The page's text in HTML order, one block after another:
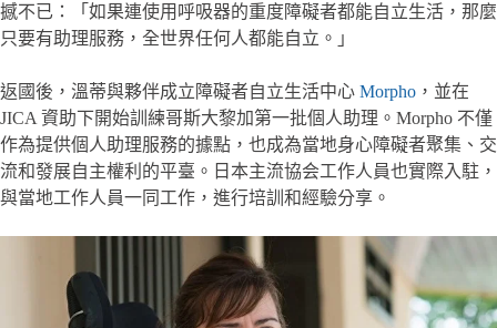
撼不已：「如果連使用呼吸器的重度障礙者都能自立生活，那麼
只要有助理服務，全世界任何人都能自立。」
返國後，溫蒂與夥伴成立障礙者自立生活中心 Morpho ，並在
JICA 資助下開始訓練哥斯大黎加第一批個人助理。Morpho 不僅
作為提供個人助理服務的據點，也成為當地身心障礙者聚集、交
流和發展自主權利的平臺。日本主流協会工作人員也實際入駐，
與當地工作人員一同工作，進行培訓和經驗分享。